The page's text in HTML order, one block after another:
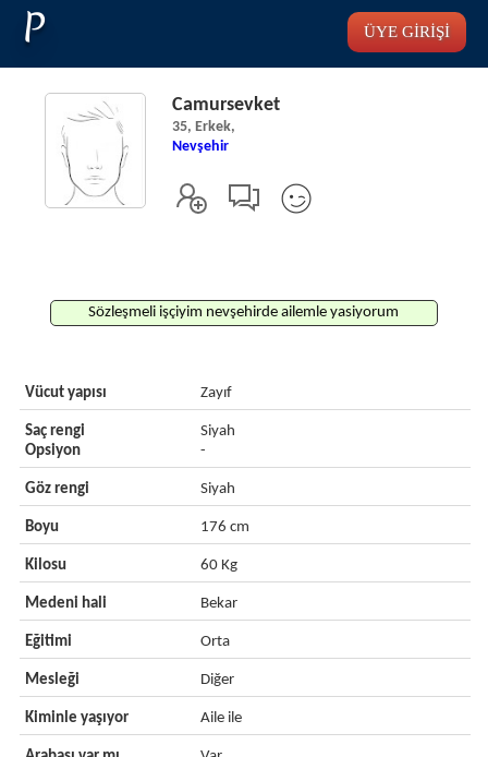
P ÜYE GİRİŞİ
Camursevket
35, Erkek,
Nevşehir
Sözleşmeli işçiyim nevşehirde ailemle yasiyorum
Vücut yapısı Zayıf
Saç rengi
Opsiyon
Siyah
-
Göz rengi Siyah
Boyu 176 cm
Kilosu 60 Kg
Medeni hali Bekar
Eğitimi Orta
Mesleği Diğer
Kiminle yaşıyor Aile ile